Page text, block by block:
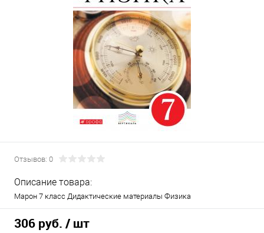
Отзывов: 0
Описание товара:
Марон 7 класс Дидактические материалы Физика
306 руб. / шт